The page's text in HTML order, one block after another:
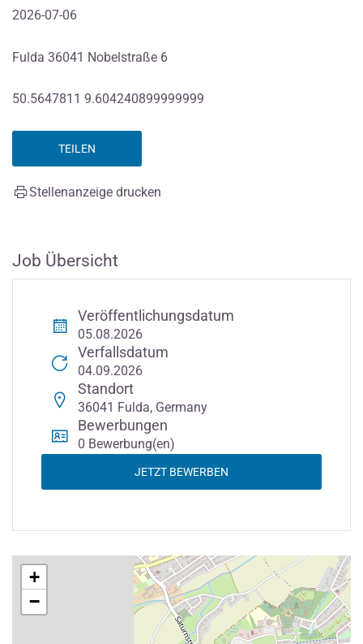
2026-07-06
Fulda 36041 Nobelstraße 6
50.5647811 9.604240899999999
TEILEN
Stellenanzeige drucken
Job Übersicht
Veröffentlichungsdatum
05.08.2026
Verfallsdatum
04.09.2026
Standort
36041 Fulda, Germany
Bewerbungen
0 Bewerbung(en)
JETZT BEWERBEN
+
−